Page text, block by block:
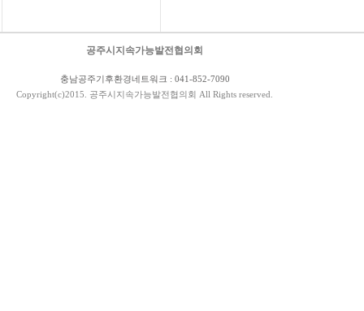
공주시지속가능발전협의회
충남공주기후환경네트워크 : 041-852-7090
Copyright(c)2015. 공주시지속가능발전협의회 All Rights reserved.